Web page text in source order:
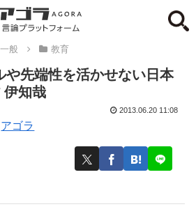
般 教育
や先端性を活かせない日本
伊知哉
アゴラ
2013.06.20 11:08